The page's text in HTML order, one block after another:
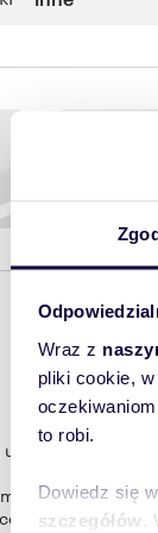
Wraz z
pliki cookie,
to robi.
Dowiedz się
szczegółów
przy
z
planem